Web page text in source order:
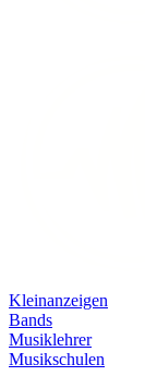
Kleinanzeigen
Bands
Musiklehrer
Musikschulen